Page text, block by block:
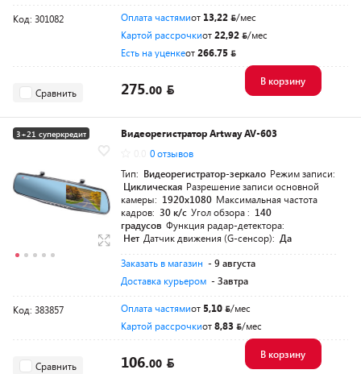
Код: 301082 Оплата частямиот 13,22
/мес
Картой рассрочкиот22,92
/мес
Есть на уценкеот266.75
Сравнить 275.00
В корзину
3+21 суперкредит
Видеорегистратор Artway AV-603
0 отзывов
Тип: Видеорегистратор-зеркало Режим записи:
Циклическая Разрешение записи основной
камеры: 1920x1080 Максимальная частота
кадров: 30 к/с Угол обзора : 140
градусов Функция радар-детектора:
Нет Датчик движения (G-сенсор): Да
Заказать в магазин - 9 августа
Доставка курьером - Завтра
Код: 383857 Оплата частямиот 5,10
/мес
Картой рассрочкиот8,83 /мес
Сравнить 106.00
В корзину